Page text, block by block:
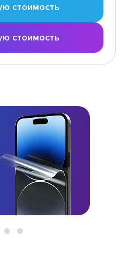
стоимость
стоимость